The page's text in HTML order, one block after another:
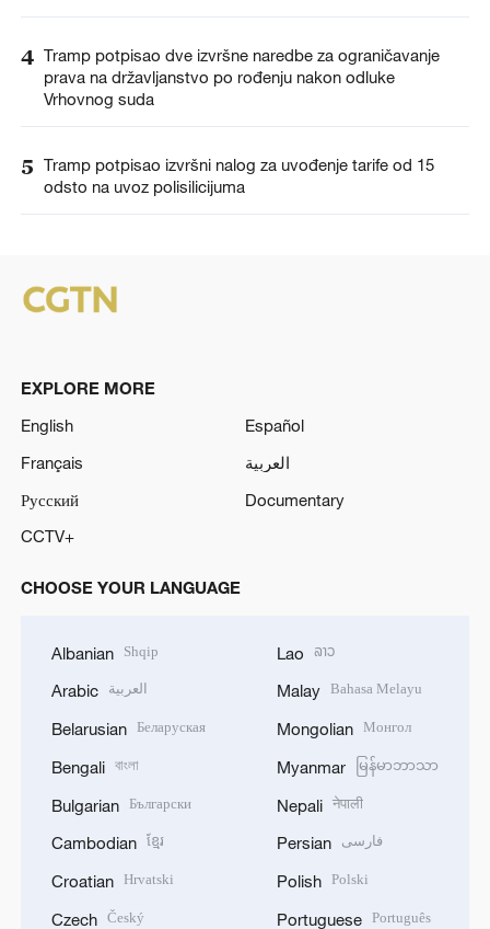
4 Tramp potpisao dve izvršne naredbe za ograničavanje
prava na državljanstvo po rođenju nakon odluke
Vrhovnog suda
5 Tramp potpisao izvršni nalog za uvođenje tarife od 15
odsto na uvoz polisilicijuma
EXPLORE MORE
English
Español
Français
العربية
Русский
Documentary
CCTV+
CHOOSE YOUR LANGUAGE
Albanian Shqip
Arabic العربية
Belarusian Беларуская
Bengali বাংলা
Bulgarian Български
Cambodian ខ្មែរ
Croatian Hrvatski
Czech Český
Lao ລາວ
Malay Bahasa Melayu
Mongolian Монгол
Myanmar မြန်မာဘာသာ
Nepali नेपाली
Persian فارسی
Polish Polski
Portuguese Português